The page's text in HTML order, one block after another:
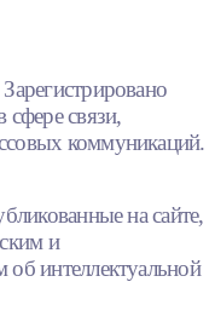
связи,
коммуникаций.
на сайте,
и
интеллектуальной